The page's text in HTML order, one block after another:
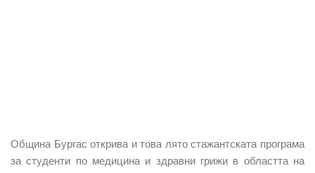
Община Бургас открива и това лято стажантската програма
за студенти по медицина и здравни грижи в областта на